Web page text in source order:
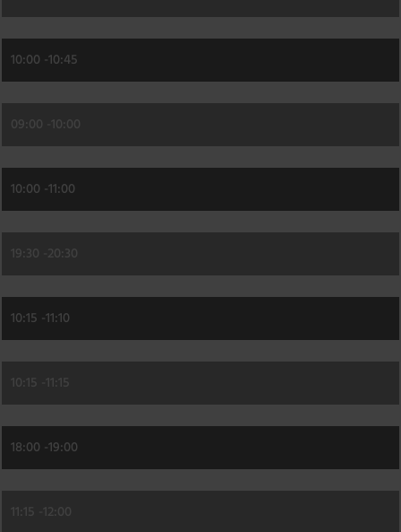
10:00 -10:45
09:00 - 10:00
10:00 -11:00
19:30 - 20:30
10:15 -11:10
10:15 - 11:15
18:00 -19:00
11:15 - 12:00